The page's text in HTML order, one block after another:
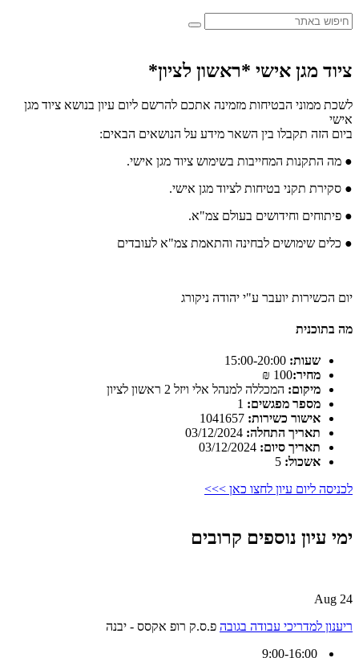
ציוד מגן אישי *ראשון לציון*
לשכת ממוני הבטיחות מזמינה אתכם להרשם ליום עיון בנושא ציוד מגן
אישי
ביום הזה תקבלו בין השאר מידע על הנושאים הבאים:
● מה התקנות המחייבות בשימוש ציוד מגן אישי.
● סקירת תקני בטיחות לציוד מגן אישי.
● פיתוחים וחידושים בעולם צמ"א.
● כלים שימושים לבחינה והתאמת צמ"א לעובדים
יום הכשירות יועבר ע"י יהודה ניקורג
מה בתוכנית
שעות:
מחיר:100 ₪
מיקום: המכללה למנהל אלי ויזל 2 ראשון לציון
מספר מפגשים:
אישור כשירות:
תאריך התחלה:
תאריך סיום:
אשכול:
לכניסה ליום עיון לחצו כאן >>>
ימי עיון נוספים קרובים
24 Aug
ריענון למדריכי עבודה בגובה פ.ס.ק רופ אקסס - יבנה